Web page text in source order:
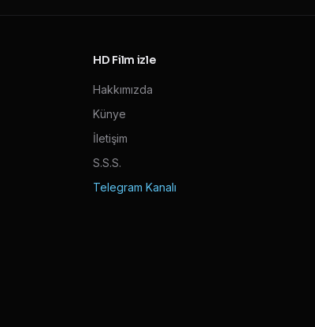
HD Film izle
Hakkımızda
Künye
İletişim
S.S.S.
Telegram Kanalı